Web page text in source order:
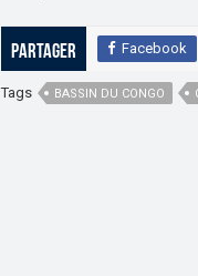
Partager Facebook
Tags BASSIN DU CONGO